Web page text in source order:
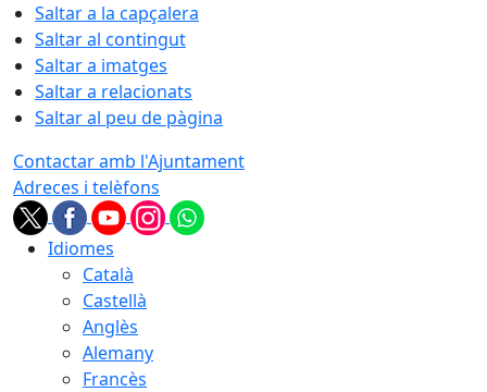
Saltar a la capçalera
Saltar al contingut
Saltar a imatges
Saltar a relacionats
Saltar al peu de pàgina
Contactar amb l'Ajuntament
Adreces i telèfons
Idiomes
Català
Castellà
Anglès
Alemany
Francès